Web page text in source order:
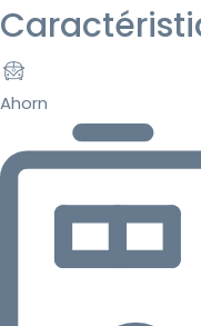
Ahorn